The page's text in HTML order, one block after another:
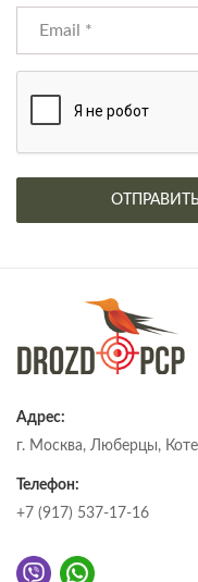
Адрес:
г. Москва, Люберцы,
Телефон:
+7 (917) 537-17-16